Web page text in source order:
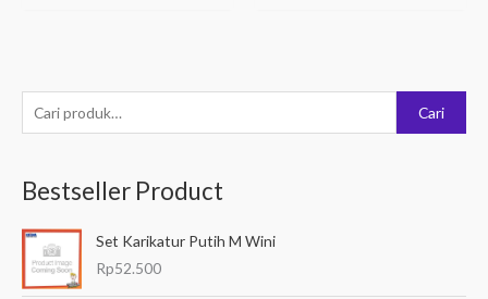
e
c
Cari
Bestseller Product
Set Karikatur Putih M Wini
Rp52.500